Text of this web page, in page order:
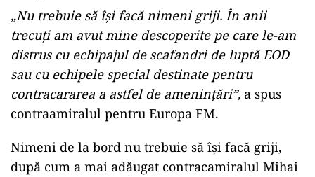
„Nu trebuie să își facă nimeni griji. În anii
trecuți am avut mine descoperite pe care le-am
distrus cu echipajul de scafandri de luptă EOD
sau cu echipele special destinate pentru
contracararea a astfel de amenințări”, a spus
contraamiralul pentru Europa FM.
Nimeni de la bord nu trebuie să își facă griji,
după cum a mai adăugat contracamiralul Mihai